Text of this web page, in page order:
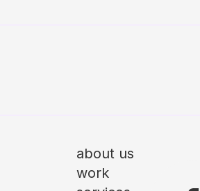
about us
work